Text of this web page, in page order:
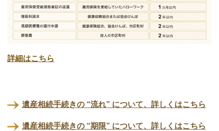
詳細はこちら
遺産相続手続きの “流れ” について、詳しくはこちら
遺産相続手続きの “期限” について、詳しくはこちら